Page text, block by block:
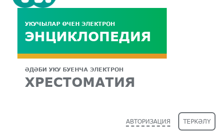
УКУЧЫЛАР ӨЧЕН ЭЛЕКТРОН
ЭНЦИКЛОПЕДИЯ
ӘДӘБИ УКУ БУЕНЧА ЭЛЕКТРОН
ХРЕСТОМАТИЯ
АВТОРИЗАЦИЯ ТЕРКӘЛҮ